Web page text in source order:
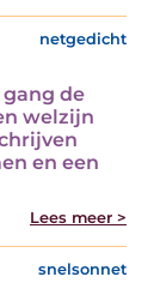
netgedicht
de
welzijn
en een
Lees meer >
snelsonnet